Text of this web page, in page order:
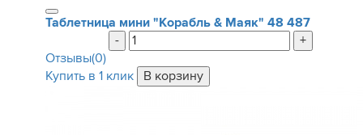
Таблетница мини "Корабль & Маяк" 48 487
-
+
Отзывы(0)
Купить в 1 клик